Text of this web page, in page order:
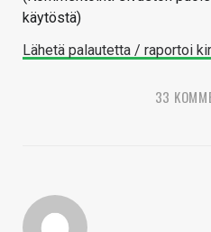
käytöstä)
Lähetä palautetta / raportoi
33